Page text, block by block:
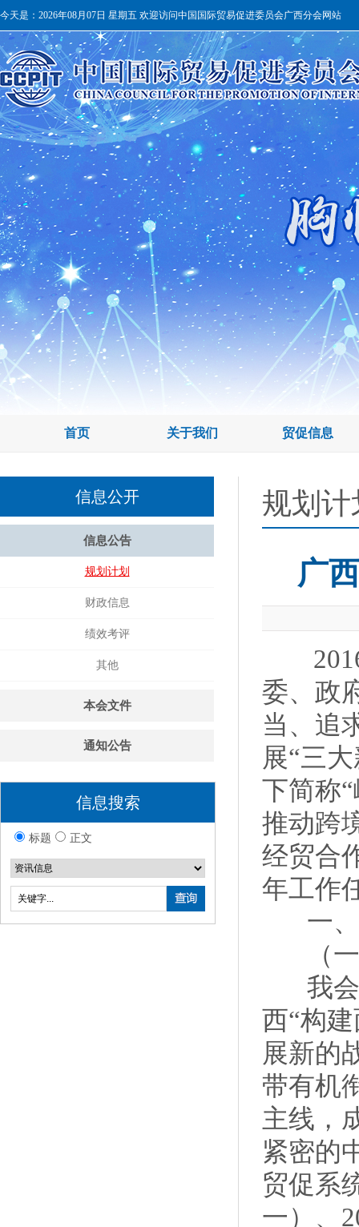
今天是： 2026年08月07日 星期五 欢迎访问中国国际贸易促进委员会广西分会网站
首页 关于我们 贸促信息
信息公开
信息公告
规划计划
财政信息
绩效考评
其他
本会文件
通知公告
信息搜索
标题 正文
规划计
广
2016
委、政
当、追
展“三
下简称
推动跨
经贸合
年工作
一、
（一
我会
西“构
展新的
带有机
主线，
紧密的
贸促系
一）、